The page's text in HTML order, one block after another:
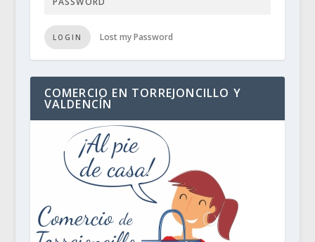
LOGIN Lost my Password
COMERCIO EN TORREJONCILLO Y
VALDENCÍN